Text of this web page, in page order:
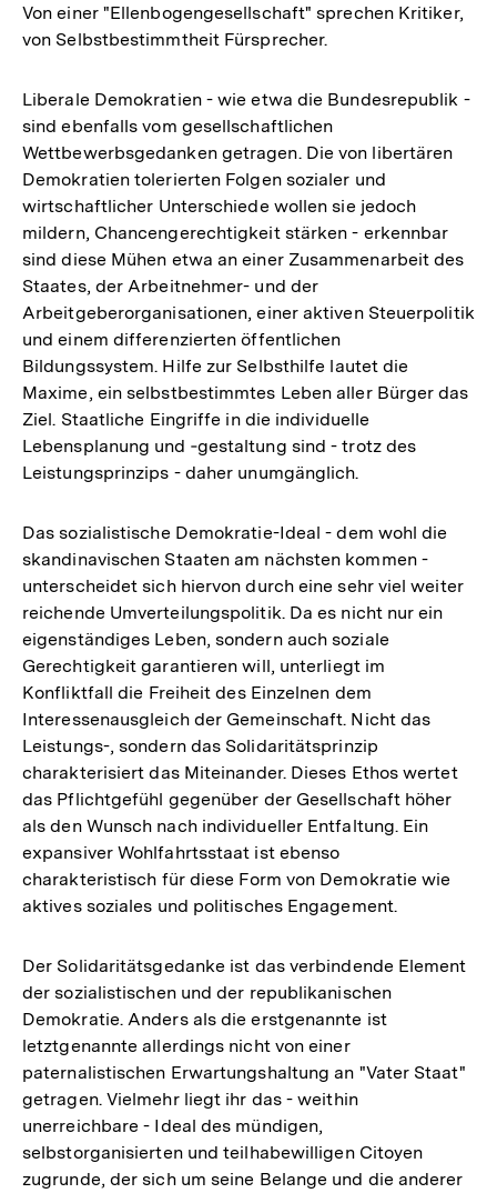
Von einer "Ellenbogengesellschaft" sprechen Kritiker,
von Selbstbestimmtheit Fürsprecher.
Liberale Demokratien - wie etwa die Bundesrepublik -
sind ebenfalls vom gesellschaftlichen
Wettbewerbsgedanken getragen. Die von libertären
Demokratien tolerierten Folgen sozialer und
wirtschaftlicher Unterschiede wollen sie jedoch
mildern, Chancengerechtigkeit stärken - erkennbar
sind diese Mühen etwa an einer Zusammenarbeit des
Staates, der Arbeitnehmer- und der
Arbeitgeberorganisationen, einer aktiven Steuerpolitik
und einem differenzierten öffentlichen
Bildungssystem. Hilfe zur Selbsthilfe lautet die
Maxime, ein selbstbestimmtes Leben aller Bürger das
Ziel. Staatliche Eingriffe in die individuelle
Lebensplanung und ‑gestaltung sind - trotz des
Leistungsprinzips - daher unumgänglich.
Das sozialistische Demokratie-Ideal - dem wohl die
skandinavischen Staaten am nächsten kommen -
unterscheidet sich hiervon durch eine sehr viel weiter
reichende Umverteilungspolitik. Da es nicht nur ein
eigenständiges Leben, sondern auch soziale
Gerechtigkeit garantieren will, unterliegt im
Konfliktfall die Freiheit des Einzelnen dem
Interessenausgleich der Gemeinschaft. Nicht das
Leistungs-, sondern das Solidaritätsprinzip
charakterisiert das Miteinander. Dieses Ethos wertet
das Pflichtgefühl gegenüber der Gesellschaft höher
als den Wunsch nach individueller Entfaltung. Ein
expansiver Wohlfahrtsstaat ist ebenso
charakteristisch für diese Form von Demokratie wie
aktives soziales und politisches Engagement.
Der Solidaritätsgedanke ist das verbindende Element
der sozialistischen und der republikanischen
Demokratie. Anders als die erstgenannte ist
letztgenannte allerdings nicht von einer
paternalistischen Erwartungshaltung an "Vater Staat"
getragen. Vielmehr liegt ihr das - weithin
unerreichbare - Ideal des mündigen,
selbstorganisierten und teilhabewilligen Citoyen
zugrunde, der sich um seine Belange und die anderer